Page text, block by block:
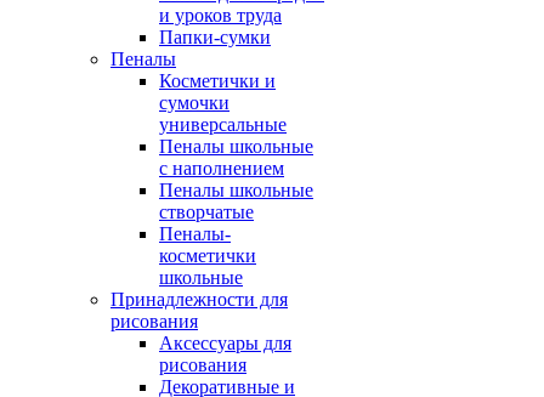
и уроков труда
Папки-сумки
Пеналы
Косметички и
сумочки
универсальные
Пеналы школьные
с наполнением
Пеналы школьные
створчатые
Пеналы-
косметички
школьные
Принадлежности для
рисования
Аксессуары для
рисования
Декоративные и